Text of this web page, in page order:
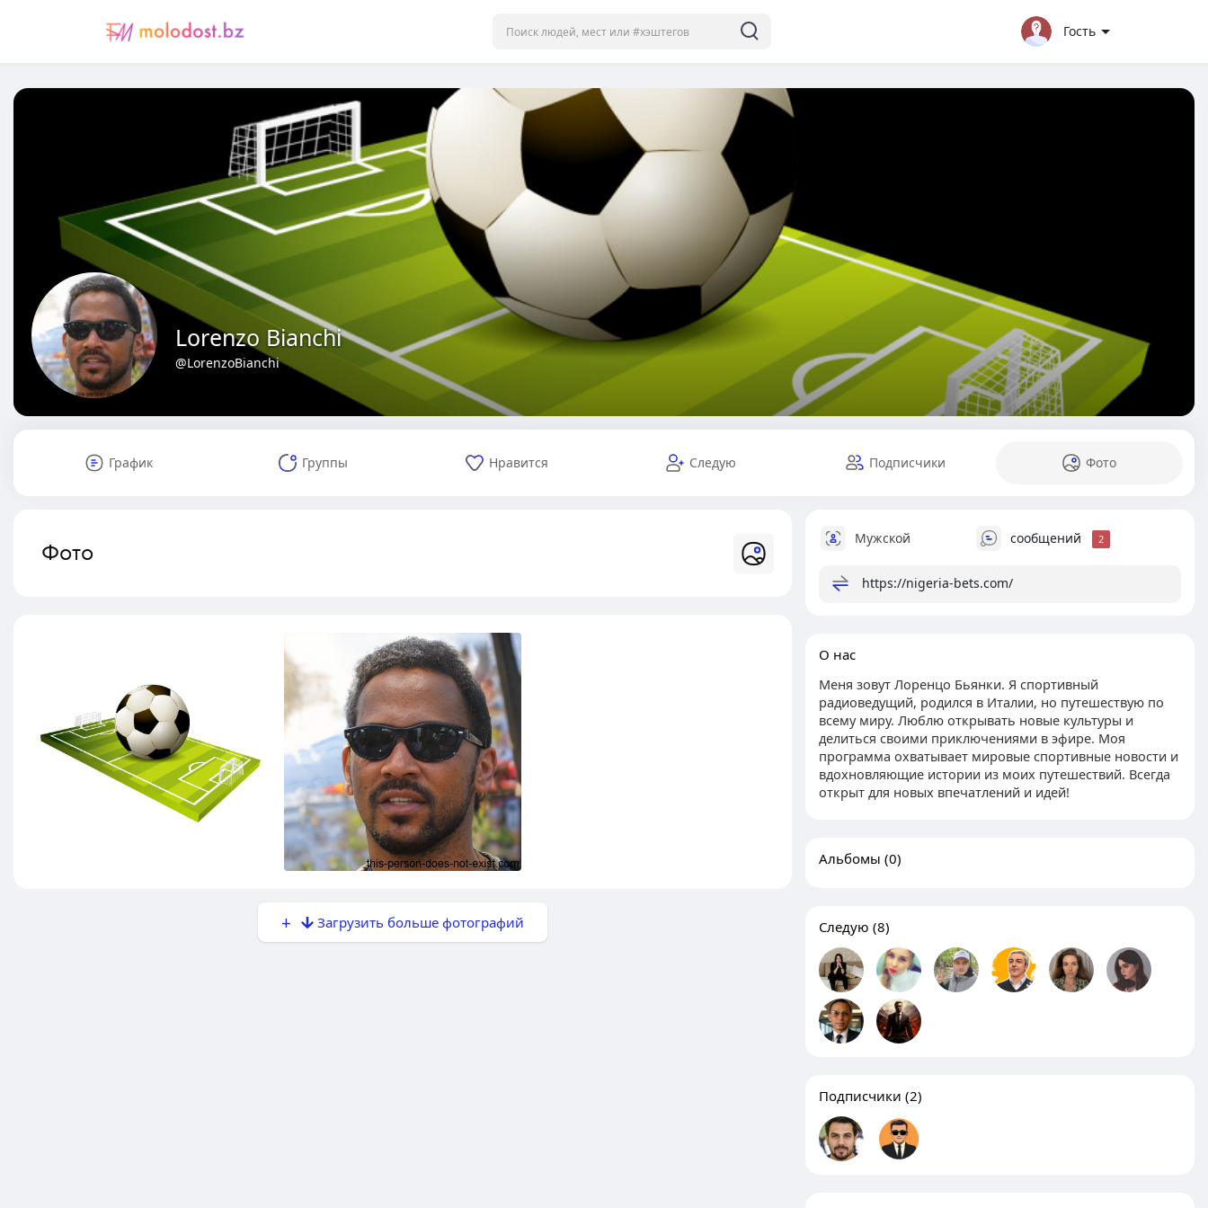
Гость
Lorenzo Bianchi
@LorenzoBianchi
График Группы Нравится Следую Подписчики Фото
Фото
Загрузить больше фотографий
Мужской сообщений 2
https://nigeria-bets.com/
О нас
Меня зовут Лоренцо Бьянки. Я спортивный
радиоведущий, родился в Италии, но путешествую по
всему миру. Люблю открывать новые культуры и
делиться своими приключениями в эфире. Моя
программа охватывает мировые спортивные новости и
вдохновляющие истории из моих путешествий. Всегда
открыт для новых впечатлений и идей!
Альбомы (0)
Следую (8)
Подписчики (2)